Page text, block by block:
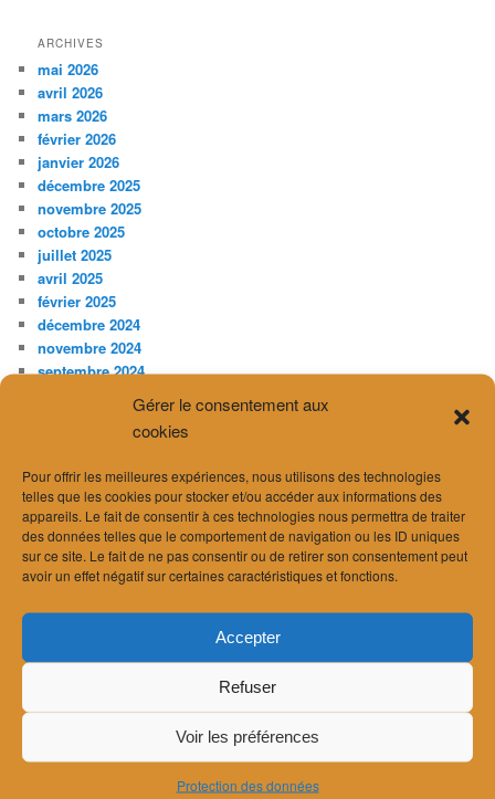
Gérer le consentement aux
cookies
Pour offrir les meilleures expériences, nous utilisons des technologies
telles que les cookies pour stocker et/ou accéder aux informations des
appareils. Le fait de consentir à ces technologies nous permettra de traiter
des données telles que le comportement de navigation ou les ID uniques
sur ce site. Le fait de ne pas consentir ou de retirer son consentement peut
avoir un effet négatif sur certaines caractéristiques et fonctions.
Accepter
Refuser
Voir les préférences
Protection des données
ARCHIVES
mai 2026
avril 2026
mars 2026
février 2026
janvier 2026
décembre 2025
novembre 2025
octobre 2025
juillet 2025
avril 2025
février 2025
décembre 2024
novembre 2024
septembre 2024
mars 2024
février 2024
janvier 2024
décembre 2023
novembre 2023
novembre 2022
avril 2022